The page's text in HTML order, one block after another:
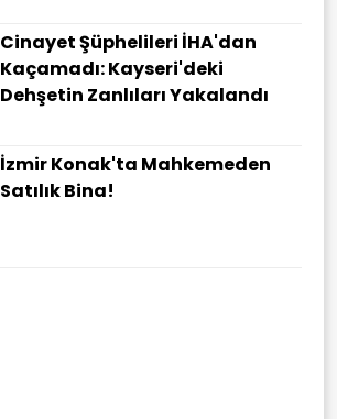
Cinayet Şüphelileri İHA'dan
Kaçamadı: Kayseri'deki
Dehşetin Zanlıları Yakalandı
İzmir Konak'ta Mahkemeden
Satılık Bina!